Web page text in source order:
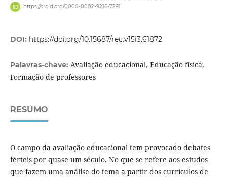
https://orcid.org/0000-0002-9216-7291
DOI: https://doi.org/10.15687/rec.v15i3.61872
Palavras-chave: Avaliação educacional, Educação física,
Formação de professores
RESUMO
O campo da avaliação educacional tem provocado debates
férteis por quase um século. No que se refere aos estudos
que fazem uma análise do tema a partir dos currículos de